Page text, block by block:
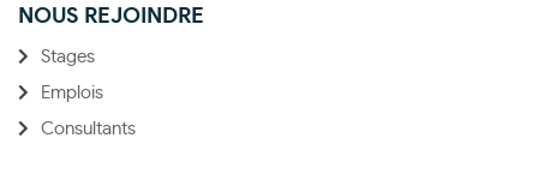
NOUS REJOINDRE
Stages
Emplois
Consultants